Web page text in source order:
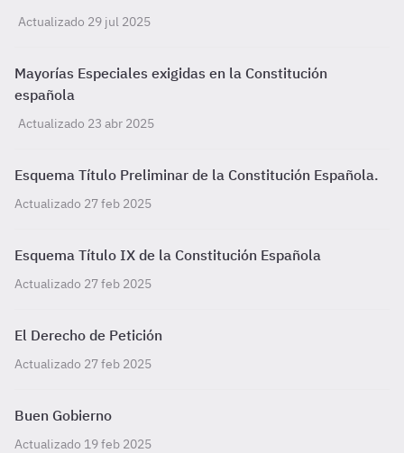
Actualizado 29 jul 2025
Mayorías Especiales exigidas en la Constitución
española
Actualizado 23 abr 2025
Esquema Título Preliminar de la Constitución Española.
Actualizado 27 feb 2025
Esquema Título IX de la Constitución Española
Actualizado 27 feb 2025
El Derecho de Petición
Actualizado 27 feb 2025
Buen Gobierno
Actualizado 19 feb 2025